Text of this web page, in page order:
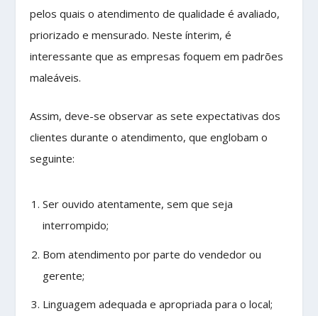
pelos quais o atendimento de qualidade é avaliado,
priorizado e mensurado. Neste ínterim, é
interessante que as empresas foquem em padrões
maleáveis.
Assim, deve-se observar as sete expectativas dos
clientes durante o atendimento, que englobam o
seguinte:
Ser ouvido atentamente, sem que seja
interrompido;
Bom atendimento por parte do vendedor ou
gerente;
Linguagem adequada e apropriada para o local;